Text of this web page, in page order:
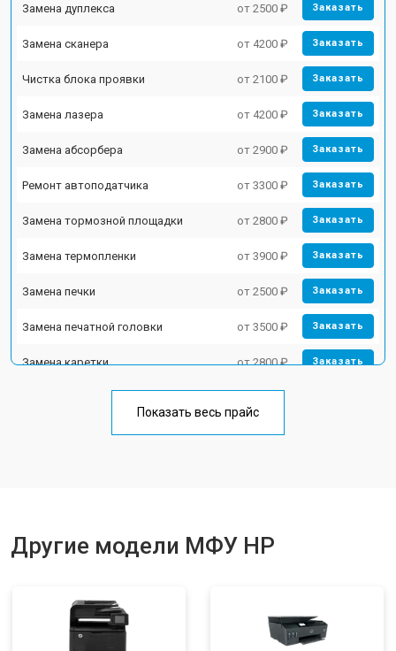
Замена дуплекса от 2500 ₽ Заказать
Замена сканера от 4200 ₽ Заказать
Чистка блока проявки от 2100 ₽ Заказать
Замена лазера от 4200 ₽ Заказать
Замена абсорбера от 2900 ₽ Заказать
Ремонт автоподатчика от 3300 ₽ Заказать
Замена тормозной площадки от 2800 ₽ Заказать
Замена термопленки от 3900 ₽ Заказать
Замена печки от 2500 ₽ Заказать
Замена печатной головки от 3500 ₽ Заказать
Замена каретки от 2800 ₽ Заказать
Замена блока питания от 2500 ₽
Показать весь прайс
Другие модели МФУ HP